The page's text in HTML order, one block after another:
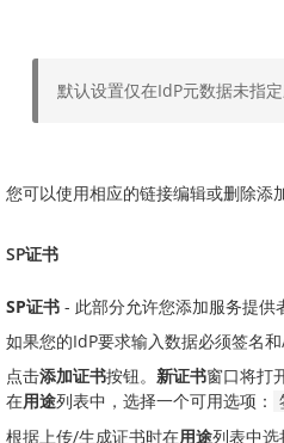
默认设置仅在IdP元数据未指
您可以使用相应的链接编辑或删除添
SP证书
SP证书 - 此部分允许您添加服务提供
如果您的IdP要求输入数据必须签名
点击添加证书按钮。 新证书窗口将打
在用途列表中，选择一个可用选项：
根据上传/生成证书时在用途列表中选